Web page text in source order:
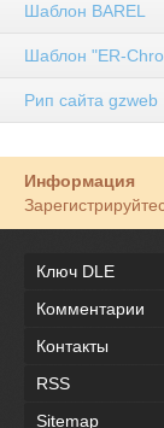
Шаблон BAREL
Шаблон "ER-
Рип сайта gzweb
Информация
Ключ DLE
Комментарии
Контакты
RSS
Sitemap